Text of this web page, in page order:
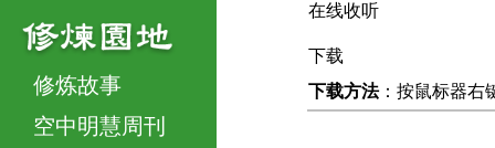
修炼故事
空中明慧周刊
在线收听
下载
下载方法：按鼠标器右